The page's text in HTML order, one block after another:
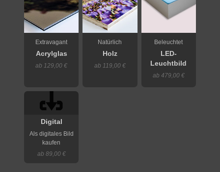
Extravagant
Acrylglas
ab 129,00 €
Natürlich
Holz
ab 119,00 €
Beleuchtet
LED-
Leuchtbild
ab 479,00 €
Digital
Als digitales Bild
kaufen
ab 89,00 €